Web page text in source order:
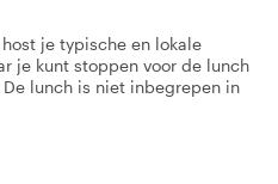
je typische en lokale
je kunt stoppen voor de lunch
lunch is niet inbegrepen in